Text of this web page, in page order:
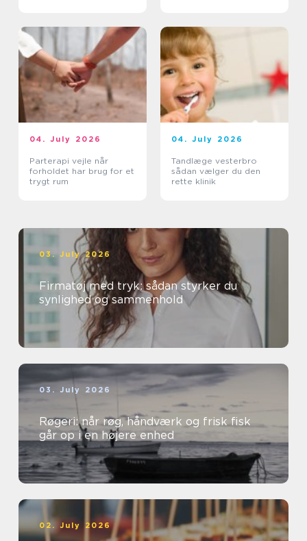
04. July 2026
Parterapi vejle når
forholdet har brug for et
trygt rum
04. July 2026
Tandlæge vesterbro
sådan vælger du den
rette klinik
03. July 2026
Firmatøj med tryk: sådan styrker du
synlighed og sammenhold
03. July 2026
Røgeri: når røg, håndværk og frisk fisk
går op i en højere enhed
02. July 2026